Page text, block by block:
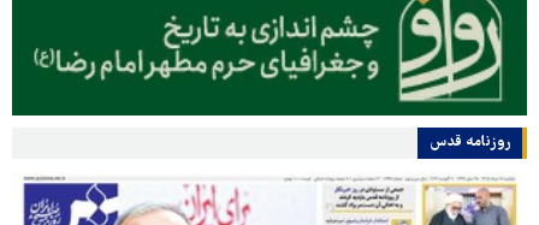
روزنامه قدس